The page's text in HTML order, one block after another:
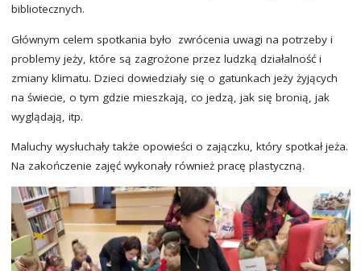
bibliotecznych.
Głównym celem spotkania było zwrócenia uwagi na potrzeby i
problemy jeży, które są zagrożone przez ludzką działalność i
zmiany klimatu. Dzieci dowiedziały się o gatunkach jeży żyjących
na świecie, o tym gdzie mieszkają, co jedzą, jak się bronią, jak
wyglądają, itp.
Maluchy wysłuchały także opowieści o zajączku, który spotkał jeża.
Na zakończenie zajęć wykonały również pracę plastyczną.